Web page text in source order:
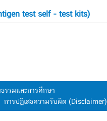
test self - test kits)
รรมและการศึกษา
การปฏิเสธความรับผิด (Disclaimer)